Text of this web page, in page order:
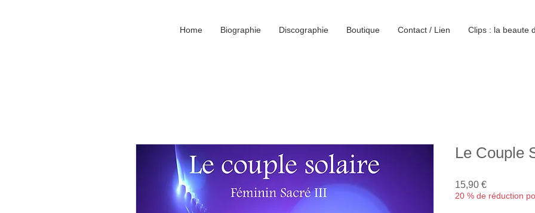
Home Biographie Discographie Boutique Contact / Lien Clips : la beaute
Le Couple
15,90 €Prix
20 % de réduction